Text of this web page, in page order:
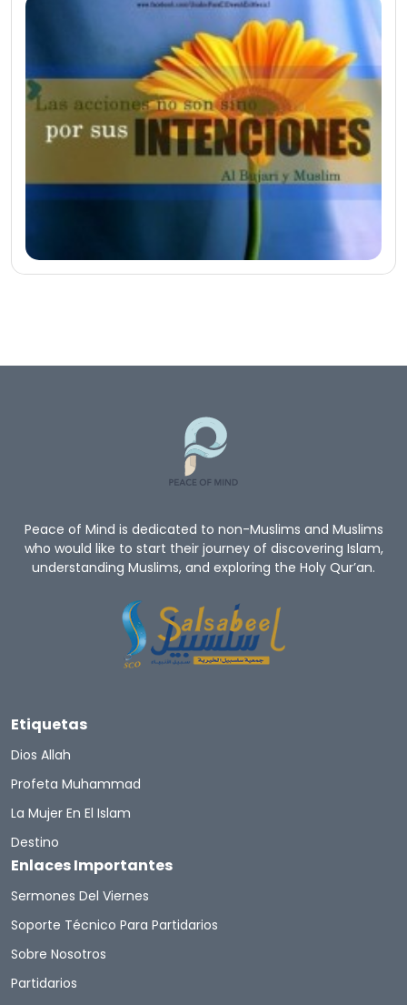
Peace of Mind is dedicated to non-Muslims and Muslims
who would like to start their journey of discovering Islam,
understanding Muslims, and exploring the Holy Qur’an.
Etiquetas
Dios Allah
Profeta Muhammad
La Mujer En El Islam
Destino
Enlaces Importantes
Sermones Del Viernes
Soporte Técnico Para Partidarios
Sobre Nosotros
Partidarios